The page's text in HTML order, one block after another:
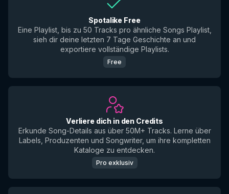
Spotalike Free
Eine Playlist, bis zu 50 Tracks pro ähnliche Songs Playlist,
sieh dir deine letzten 7 Tage Geschichte an und
exportiere vollständige Playlists.
Free
Verliere dich in den Credits
Erkunde Song-Details aus über 50M+ Tracks. Lerne über
Labels, Produzenten und Songwriter, um ihre kompletten
Kataloge zu entdecken.
Pro exklusiv